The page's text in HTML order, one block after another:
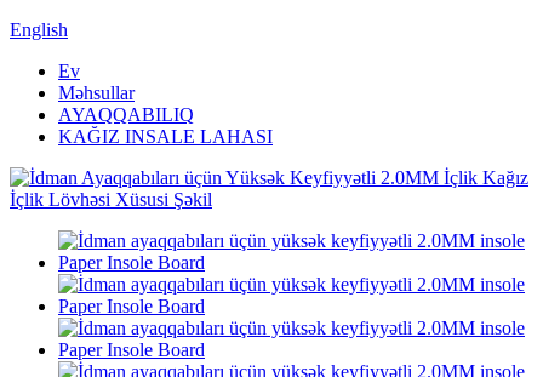
English
Ev
Məhsullar
AYAQQABILIQ
KAĞIZ INSALE LAHASI